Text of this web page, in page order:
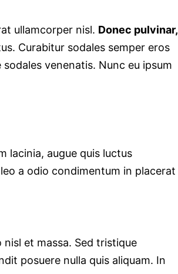
ullamcorper nisl. Donec pulvinar,
Curabitur sodales semper eros
venenatis. Nunc eu ipsum
lacinia, augue quis luctus
a odio condimentum in placerat
et massa. Sed tristique
posuere nulla quis aliquam. In